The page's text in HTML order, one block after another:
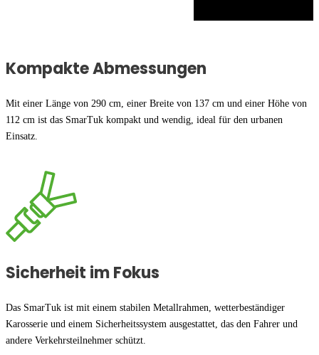
Kompakte Abmessungen
Mit einer Länge von 290 cm, einer Breite von 137 cm und einer Höhe von
112 cm ist das SmarTuk kompakt und wendig, ideal für den urbanen
Einsatz.
Sicherheit im Fokus
Das SmarTuk ist mit einem stabilen Metallrahmen, wetterbeständiger
Karosserie und einem Sicherheitssystem ausgestattet, das den Fahrer und
andere Verkehrsteilnehmer schützt.